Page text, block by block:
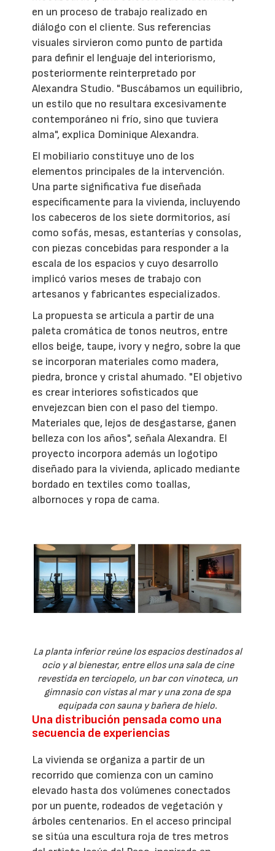
en un proceso de trabajo realizado en
diálogo con el cliente. Sus referencias
visuales sirvieron como punto de partida
para definir el lenguaje del interiorismo,
posteriormente reinterpretado por
Alexandra Studio. "Buscábamos un equilibrio,
un estilo que no resultara excesivamente
contemporáneo ni frío, sino que tuviera
alma", explica Dominique Alexandra.
El mobiliario constituye uno de los
elementos principales de la intervención.
Una parte significativa fue diseñada
específicamente para la vivienda, incluyendo
los cabeceros de los siete dormitorios, así
como sofás, mesas, estanterías y consolas,
con piezas concebidas para responder a la
escala de los espacios y cuyo desarrollo
implicó varios meses de trabajo con
artesanos y fabricantes especializados.
La propuesta se articula a partir de una
paleta cromática de tonos neutros, entre
ellos beige, taupe, ivory y negro, sobre la que
se incorporan materiales como madera,
piedra, bronce y cristal ahumado. "El objetivo
es crear interiores sofisticados que
envejezcan bien con el paso del tiempo.
Materiales que, lejos de desgastarse, ganen
belleza con los años", señala Alexandra. El
proyecto incorpora además un logotipo
diseñado para la vivienda, aplicado mediante
bordado en textiles como toallas,
albornoces y ropa de cama.
La planta inferior reúne los espacios destinados al
ocio y al bienestar, entre ellos una sala de cine
revestida en terciopelo, un bar con vinoteca, un
gimnasio con vistas al mar y una zona de spa
equipada con sauna y bañera de hielo.
Una distribución pensada como una
secuencia de experiencias
La vivienda se organiza a partir de un
recorrido que comienza con un camino
elevado hasta dos volúmenes conectados
por un puente, rodeados de vegetación y
árboles centenarios. En el acceso principal
se sitúa una escultura roja de tres metros